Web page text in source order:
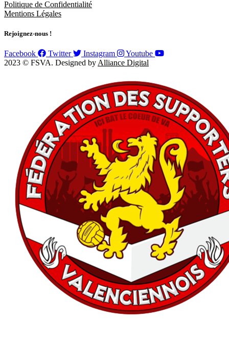
Politique de Confidentialité
Mentions Légales
Rejoignez-nous !
Facebook Twitter Instagram
Youtube
2023 © FSVA. Designed by Alliance Digital